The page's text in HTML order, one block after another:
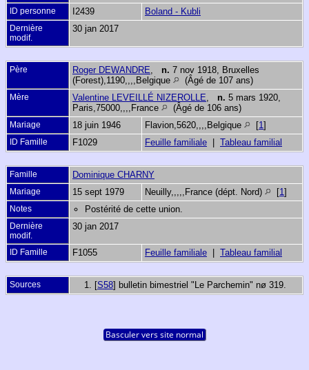
ID personne I2439 Boland - Kubli
Dernière
modif.
30 jan 2017
Père Roger DEWANDRE n. 7 nov 1918, Bruxelles
(Forest),1190,,,,Belgique
(Âgé de 107 ans)
Mère Valentine LEVEILLÉ NIZEROLLE n. 5 mars 1920,
Paris,75000,,,,France
(Âgé de 106 ans)
Mariage 18 juin 1946 Flavion,5620,,,,Belgique [1 ]
ID Famille F1029 Feuille familiale Tableau familial
Famille Dominique CHARNY
Mariage 15 sept 1979 Neuilly,,,,,France (dépt. Nord) [1 ]
Notes Postérité de cette union.
Dernière
modif.
30 jan 2017
ID Famille F1055 Feuille familiale Tableau familial
Sources [S58] bulletin bimestriel "Le Parchemin" nø 319.
Basculer vers site normal